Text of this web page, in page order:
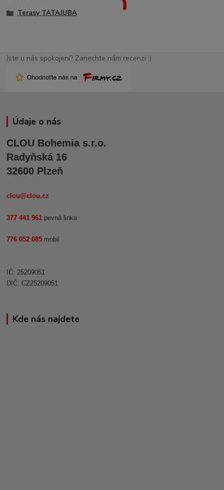
Terasy TATAJUBA
Jste u nás spokojení? Zanechte nám recenzi ;)
Údaje o nás
CLOU Bohemia s.r.o.
Radyňská 16
32600 Plzeň
clou@clou.cz
377 441 961 pevná linka
776 052 085 mobil
IČ: 25209051
DIČ: CZ25209051
Kde nás najdete